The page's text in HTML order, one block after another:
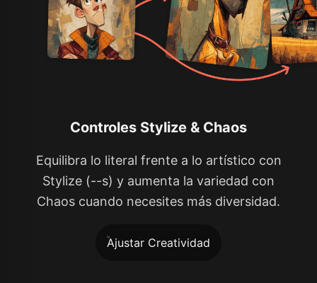
Controles Stylize & Chaos
Equilibra lo literal frente a lo artístico con
Stylize (--s) y aumenta la variedad con
Chaos cuando necesites más diversidad.
Ajustar Creatividad